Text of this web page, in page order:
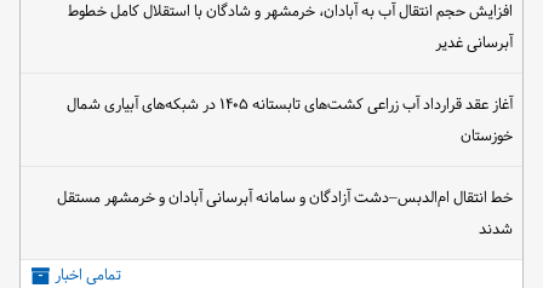
افزایش حجم انتقال آب به آبادان، خرمشهر و شادگان با استقلال کامل خطوط
آبرسانی غدیر
آغاز عقد قرارداد آب زراعی کشت‌های تابستانه ۱۴۰۵ در شبکه‌های آبیاری شمال
خوزستان
خط انتقال ام‌الدبس–دشت آزادگان و سامانه آبرسانی آبادان و خرمشهر مستقل
شدند
تمامی اخبار